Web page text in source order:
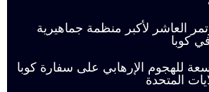
العاشر لأكبر منظمة جماهيرية
كوبا
للهجوم الإرهابي على سفارة كوبا
المتحدة